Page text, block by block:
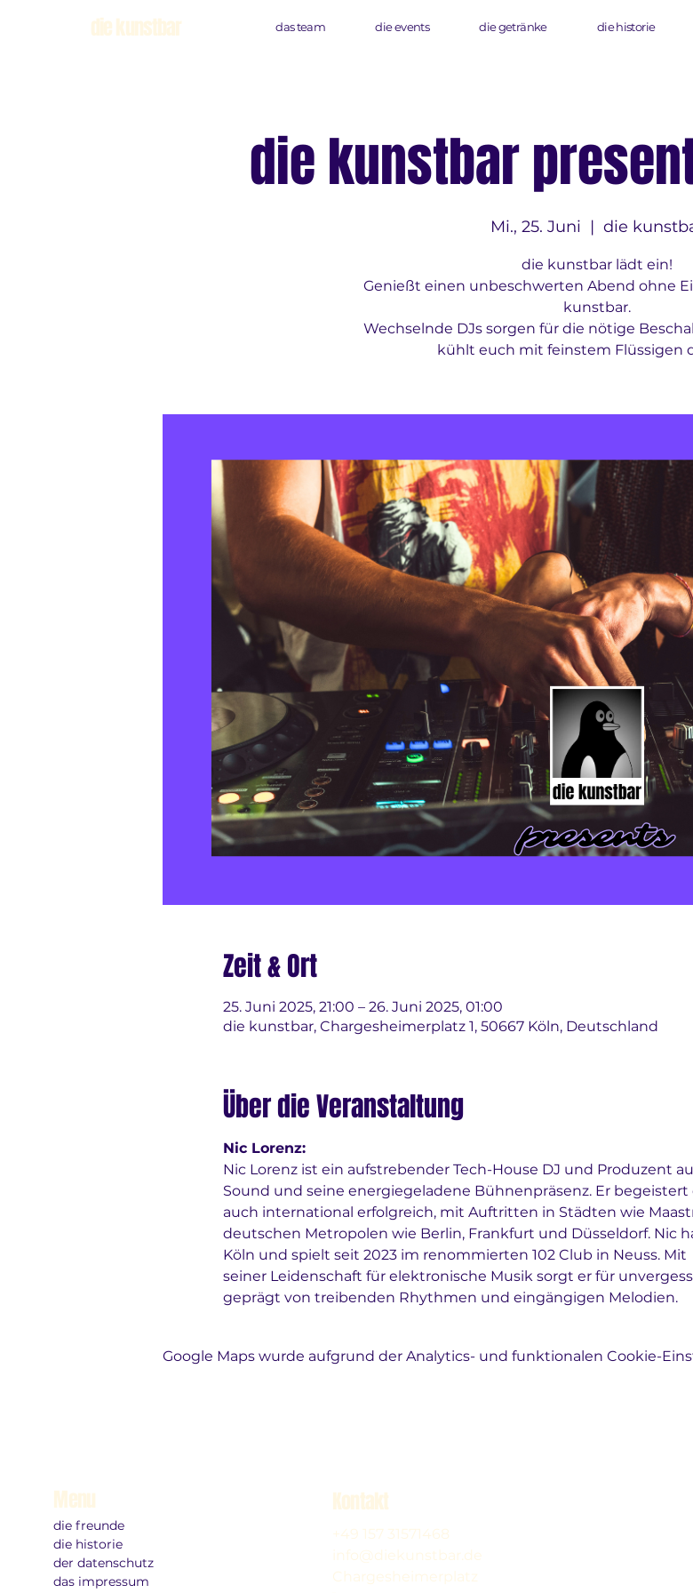
die kunstbar das team die events die getränke die historie
die kunstbar
Mi., 25. Juni
  |
die
die kunstbar lädt ein!
Genießt einen unbeschwerten Abend ohne
kunstbar.
Wechselnde DJs sorgen für die nötige
kühlt euch mit feinstem Flüssigen
Zeit & Ort
25. Juni 2025, 21:00 – 26. Juni 2025, 01:00
die kunstbar, Chargesheimerplatz 1, 50667 Köln, Deutschland
Über die Veranstaltung
Nic Lorenz:
Nic Lorenz ist ein aufstrebender Tech-House DJ und Produzent
Sound und seine energiegeladene Bühnenpräsenz. Er
auch international erfolgreich, mit Auftritten in Städten wie
deutschen Metropolen wie Berlin, Frankfurt und Düsseldorf. Nic
Köln und spielt seit 2023 im renommierten 102 Club in Neuss. Mit
seiner Leidenschaft für elektronische Musik sorgt er für
geprägt von treibenden Rhythmen und eingängigen Melodien.
Google Maps wurde aufgrund der Analytics- und funktionalen Cookie-
Menu
die freunde
die historie
der datenschutz
das impressum
Kontakt
+49 157 31571468
info@diekunstbar.de
Chargesheimerplatz